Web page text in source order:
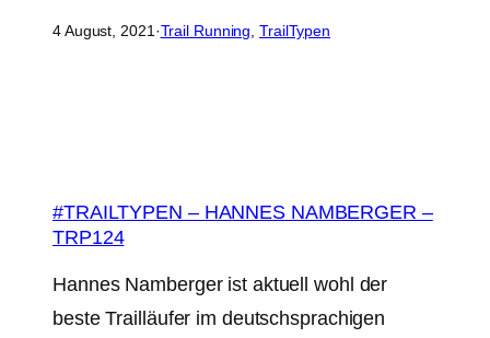
4 August, 2021 ·Trail Running , TrailTypen
#TRAILTYPEN – HANNES NAMBERGER –
TRP124
Hannes Namberger ist aktuell wohl der
beste Trailläufer im deutschsprachigen